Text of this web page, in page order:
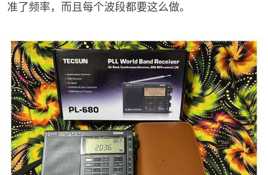
准了频率，而且每个波段都要这么做。